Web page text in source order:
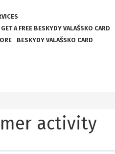
A FREE BESKYDY VALAŠSKO CARD
BESKYDY VALAŠSKO CARD
activity